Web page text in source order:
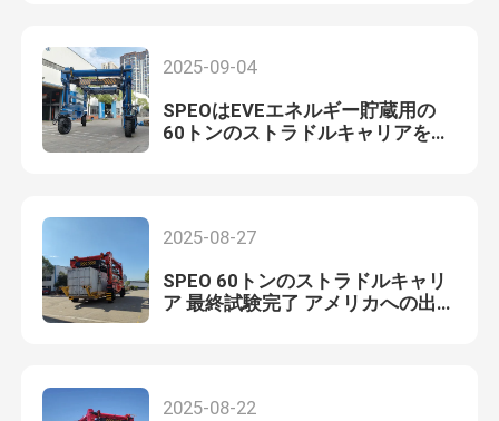
2025-09-04
SPEOはEVEエネルギー貯蔵用の
60トンのストラドルキャリアを製
2025-08-27
SPEO 60トンのストラドルキャリ
ア 最終試験完了 アメリカへの出荷
2025-08-22